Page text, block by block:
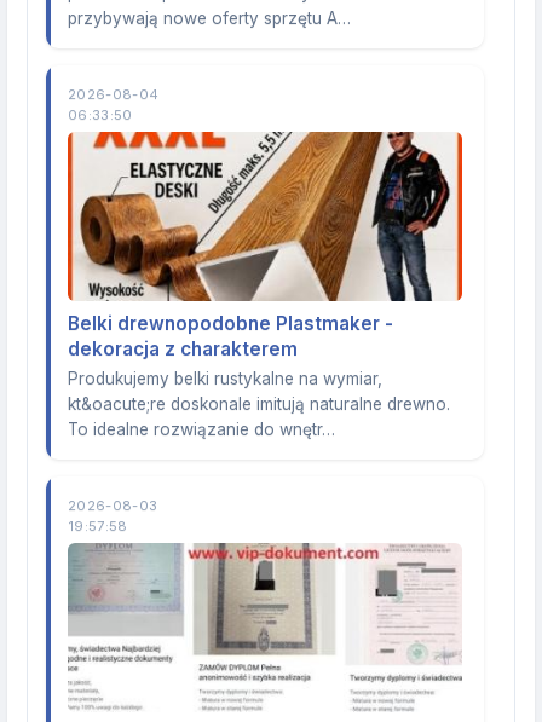
przybywają nowe oferty sprzętu A…
2026-08-04
06:33:50
Belki drewnopodobne Plastmaker -
dekoracja z charakterem
Produkujemy belki rustykalne na wymiar,
kt&oacute;re doskonale imitują naturalne drewno.
To idealne rozwiązanie do wnętr…
2026-08-03
19:57:58